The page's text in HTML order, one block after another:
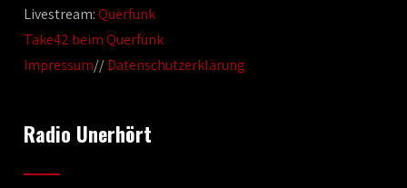
Livestream:Querfunk
Take42 beim Querfunk
Impressum//Datenschutzerklärung
Radio Unerhört